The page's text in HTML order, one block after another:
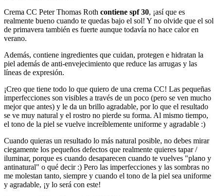
Crema CC Peter Thomas Roth contiene spf 30, ¡así que es
realmente bueno cuando te quedas bajo el sol! Y no olvide que el sol
de primavera también es fuerte aunque todavía no hace calor en
verano.
Además, contiene ingredientes que cuidan, protegen e hidratan la
piel además de anti-envejecimiento que reduce las arrugas y las
líneas de expresión.
¡Creo que tiene todo lo que quiero de una crema CC! Las pequeñas
imperfecciones son visibles a través de un poco (pero se ven mucho
mejor que antes) y le da un brillo agradable, por lo que el resultado
se ve muy natural y el rostro no pierde su forma. Al mismo tiempo,
el tono de la piel se vuelve increíblemente uniforme y agradable :)
Cuando quieras un resultado lo más natural posible, no debes mirar
ciegamente los pequeños defectos que realmente quieres tapar /
iluminar, porque es cuando desaparecen cuando te vuelves "plano y
antinatural" o qué decir :) Pero las imperfecciones y las sombras no
me molestan tanto, siempre y cuando el tono de la piel sea uniforme
y agradable, ¡y lo será con este!